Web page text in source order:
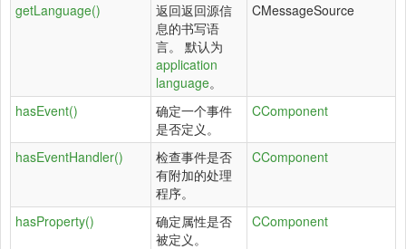
getLanguage()
返回返回源信
息的书写语
言。 默认为
application
language。
CMessageSource
hasEvent()
确定一个事件
是否定义。
CComponent
hasEventHandler()
检查事件是否
有附加的处理
程序。
CComponent
hasProperty()
确定属性是否
被定义。
CComponent